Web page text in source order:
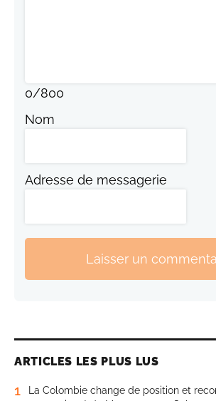
0/800
Nom
Adresse de messagerie
Laisser un
ARTICLES LES PLUS LUS
1
La Colombie change de position et